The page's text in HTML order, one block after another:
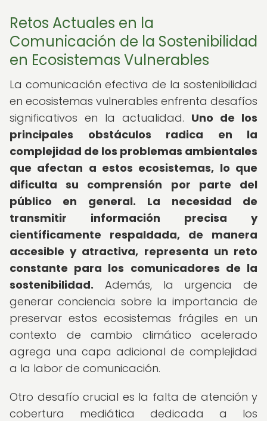
Retos Actuales en la
Comunicación de la Sostenibilidad
en Ecosistemas Vulnerables
La comunicación efectiva de la sostenibilidad
en ecosistemas vulnerables enfrenta desafíos
significativos en la actualidad. Uno de los
principales obstáculos radica en la
complejidad de los problemas ambientales
que afectan a estos ecosistemas, lo que
dificulta su comprensión por parte del
público en general.
La necesidad de
transmitir información precisa y
científicamente respaldada, de manera
accesible y atractiva, representa un reto
constante para los comunicadores de la
sostenibilidad. Además, la urgencia de
generar conciencia sobre la importancia de
preservar estos ecosistemas frágiles en un
contexto de cambio climático acelerado
agrega una capa adicional de complejidad
a la labor de comunicación.
Otro desafío crucial es la falta de atención y
cobertura mediática dedicada a los